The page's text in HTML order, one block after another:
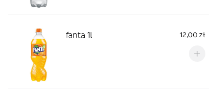
fanta 1l 12,00 zł